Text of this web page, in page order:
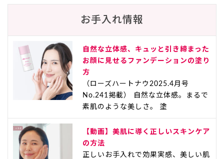
お手入れ情報
自然な立体感、キュッと引き締まった
お顔に見せるファンデーションの塗り
方
（ローズハートナウ2025.4月号
No.241掲載） 自然な立体感。まるで
素肌のような美しさ。 塗
【動画】美肌に導く正しいスキンケア
の方法
正しいお手入れで効果実感、美しい肌